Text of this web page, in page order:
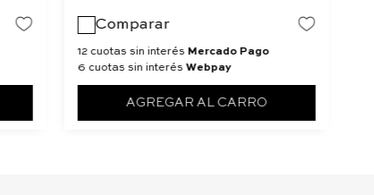
Comparar
12 cuotas sin interés Mercado Pago
6 cuotas sin interés Webpay
AGREGAR AL CARRO